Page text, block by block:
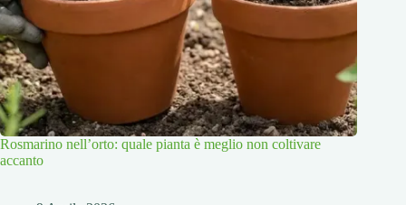
Rosmarino nell’orto: quale pianta è meglio non coltivare
accanto